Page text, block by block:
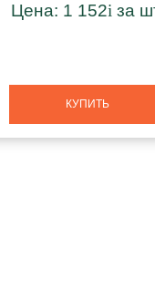
Цена: 1 152i за
КУПИТЬ